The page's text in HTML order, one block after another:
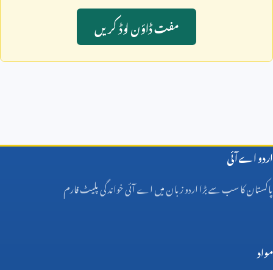
مفت ڈاؤن لوڈ کريں
اردو اے آئی
پاکستان کا سب سے بڑا اردو زبان میں اے آئی خواندگی پلیٹ فارم
مواد